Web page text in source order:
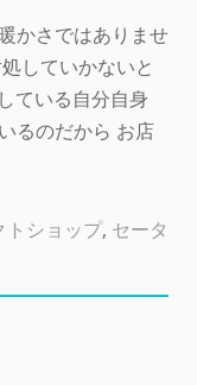
かさではありませ
していかないと
ている自分自身
るのだから お店
トショップ, セータ